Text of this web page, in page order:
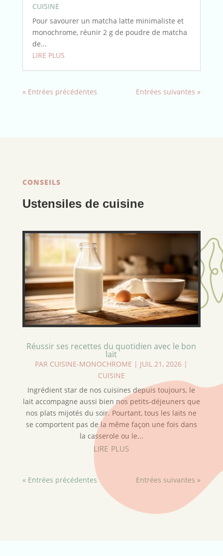
CUISINE
Pour savourer un matcha latte minimaliste et
monochrome, réunir 2 g de poudre de matcha
de...
LIRE PLUS
« Entrées précédentes Entrées suivantes »
CONSEILS
Ustensiles de cuisine
Réussir ses recettes du quotidien avec le bon
lait
PAR CUISINE-MONOCHROME | JUIL 21, 2026 |
CUISINE
Ingrédient star de nos cuisines depuis toujours, le
lait accompagne aussi bien nos petits-déjeuners que
nos plats mijotés du soir. Pourtant, tous les laits ne
se comportent pas de la même façon une fois dans
la casserole ou le...
lire plus
« Entrées précédentes Entrées suivantes »